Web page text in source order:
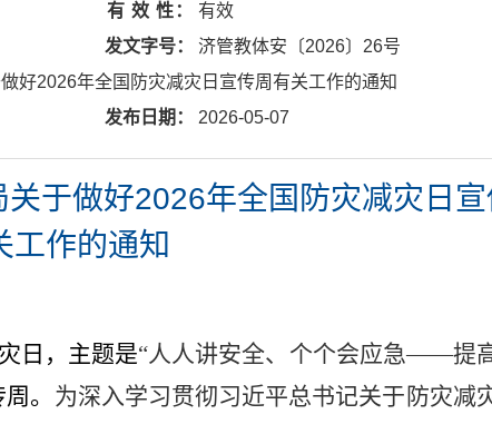
有 效 性：
有效
发文字号：
济管教体安〔2026〕26号
好2026年全国防灾减灾日宣传周有关工作的通知
发布日期： 2026-05-07
于做好2026年全国防灾减灾日
工作的通知
日，主题是“人人讲安全、个个会应急——提
。 为深入学习贯彻习近平总书记关于防灾减